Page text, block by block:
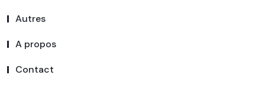
Autres
A propos
Contact